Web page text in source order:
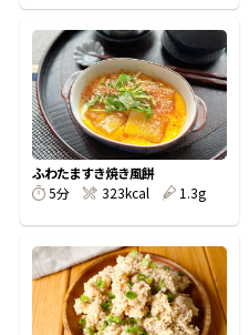
旨さ、別格。だし屋の鍋
汁物レシピ
時短レシピ
おいしいレシピを商品から探す
かつお節レシピ
めんつゆレシピ
かつお節・だしをもっと知る
ヤマキ かつお節プラス®
かつお節・だしを楽しむ
だしコミュ
- 百年対話
- ヤマキ かつお節プラス®
採用情報
- ジョブリターン制
ヤマキお客様相談室
オンラインショップ
コミュニティサイト
Global
ふわたますき焼き風餅
5分
323kcal 1.3g